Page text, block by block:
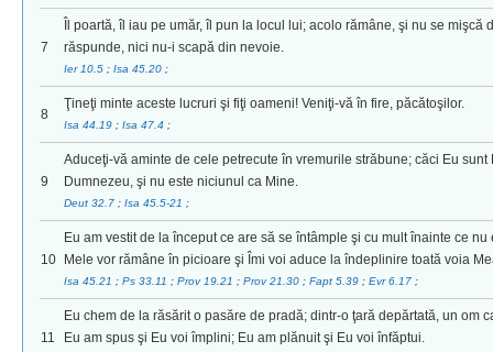
7
Îl poartă, îl iau pe umăr, îl pun la locul lui; acolo rămâne, şi nu se
răspunde, nici nu-i scapă din nevoie.
Ier 10.5 ; Isa 45.20 ;
8
Ţineţi minte aceste lucruri şi fiţi oameni! Veniţi-vă în fire, păcătoşilor.
Isa 44.19 ; Isa 47.4 ;
9
Aduceţi-vă aminte de cele petrecute în vremurile străbune; căci Eu
Dumnezeu, şi nu este niciunul ca Mine.
Deut 32.7 ; Isa 45.5-21 ;
10
Eu am vestit de la început ce are să se întâmple şi cu mult înainte ce
Mele vor rămâne în picioare şi Îmi voi aduce la îndeplinire toată voia
Isa 45.21 ; Ps 33.11 ; Prov 19.21 ; Prov 21.30 ; Fapt 5.39 ; Evr 6.17 ;
11
Eu chem de la răsărit o pasăre de pradă; dintr-o ţară depărtată, un om
Eu am spus şi Eu voi împlini; Eu am plănuit şi Eu voi înfăptui.